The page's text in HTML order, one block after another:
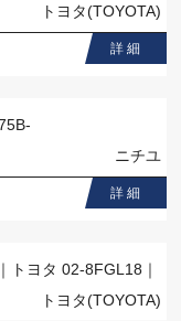
トヨタ(TOYOTA)
詳 細
ニチユ
詳 細
トヨタ 02-8FGL18｜
トヨタ(TOYOTA)